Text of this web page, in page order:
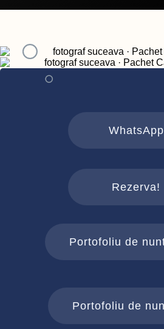
WhatsApp
Rezerva!
Portofoliu de
Portofoliu de